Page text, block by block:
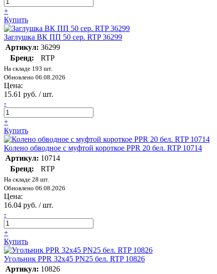
+
Купить
Заглушка ВК ПП 50 сер. RTP 36299
Артикул: 36299
Бренд:
RTP
На складе 193 шт.
Обновлено 06.08.2026
Цена:
15.61 руб. / шт.
-
+
Купить
Колено обводное с муфтой короткое PPR 20 бел. RTP 10714
Артикул: 10714
Бренд:
RTP
На складе 28 шт.
Обновлено 06.08.2026
Цена:
16.04 руб. / шт.
-
+
Купить
Угольник PPR 32х45 PN25 бел. RTP 10826
Артикул: 10826